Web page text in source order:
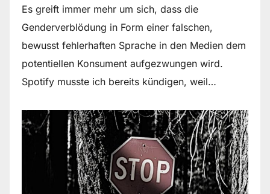
Es greift immer mehr um sich, dass die
Genderverblödung in Form einer falschen,
bewusst fehlerhaften Sprache in den Medien dem
potentiellen Konsument aufgezwungen wird.
Spotify musste ich bereits kündigen, weil…